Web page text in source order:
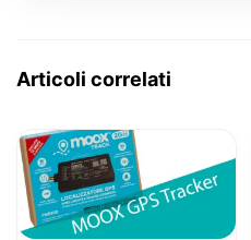
Articoli correlati